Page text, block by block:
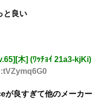
と良い
木] (ﾜｯﾁｮｲ 21a3-kjKi)
良すぎて他のメーカー